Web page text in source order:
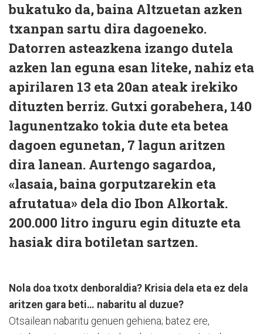
bukatuko da, baina Altzuetan azken
txanpan sartu dira dagoeneko.
Datorren asteazkena izango dutela
azken lan eguna esan liteke, nahiz eta
apirilaren 13 eta 20an ateak irekiko
dituzten berriz. Gutxi gorabehera, 140
lagunentzako tokia dute eta betea
dagoen egunetan, 7 lagun aritzen
dira lanean. Aurten­go sagardoa,
«lasaia, baina gorputzarekin eta
afrutatua» dela dio Ibon Alkortak.
200.000 litro inguru egin dituzte eta
hasiak dira botiletan sartzen.
Nola doa txotx denboraldia? Krisia dela eta ez dela
aritzen gara beti… nabaritu al duzue?
Otsailean nabaritu genuen gehiena; batez ere,